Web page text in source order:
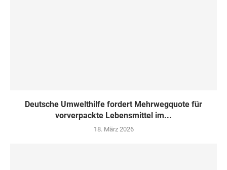
Deutsche Umwelthilfe fordert Mehrwegquote für
vorverpackte Lebensmittel im...
18. März 2026